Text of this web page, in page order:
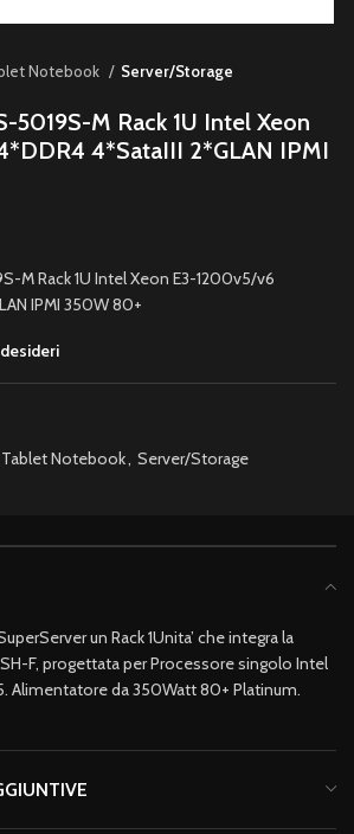
Notebook Server/Storage
5019S-M Rack 1U Intel Xeon
4*SataIII 2*GLAN IPMI
M Rack 1U Intel Xeon E3-1200v5/v6
IPMI 350W 80+
Notebook, Server/Storage
un Rack 1Unita’ che integra la
F, progettata per Processore singolo Intel
Alimentatore da 350Watt 80+ Platinum.